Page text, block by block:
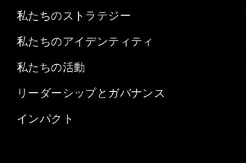
私たちのストラテジー
私たちのアイデンティティ
私たちの活動
リーダーシップとガバナンス
インパクト